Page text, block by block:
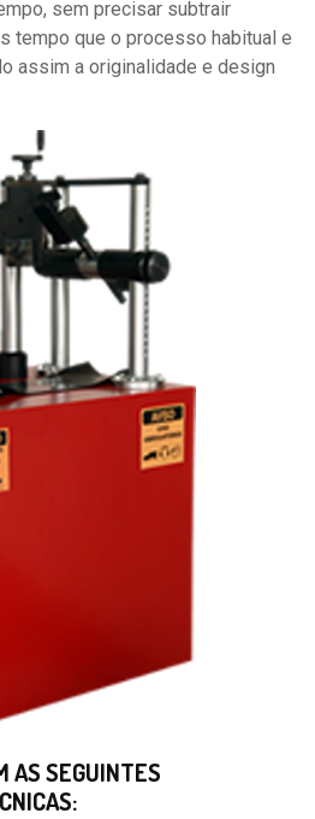
sem precisar subtrair
tempo que o processo habitual e
assim a originalidade e design
AS SEGUINTES